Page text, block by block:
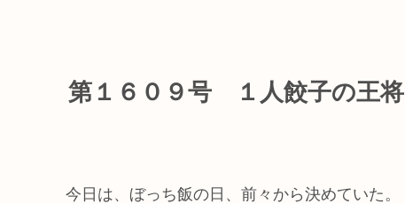
第１６０９号 １人餃子の王将
今日は、ぼっち飯の日、前々から決めていた。